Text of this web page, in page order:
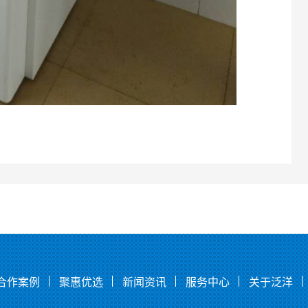
作案例 聚惠优选 新闻资讯 服务中心 关于泛洋